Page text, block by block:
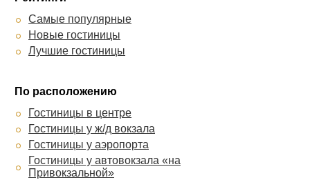
Вилла Диас
Ирон на Красных Партизан
Визит
Поместье
Анжелика
RichMan
Авангард
12 Месяцев ГД
Амиго
Вилла Лион
Олимпия
Ардо
Айсберг
Самые популярные
Новые гостиницы
Лучшие гостиницы
По расположению
Гостиницы в центре
Гостиницы у ж/д вокзала
Гостиницы у аэропорта
Гостиницы у автовокзала «на
Привокзальной»